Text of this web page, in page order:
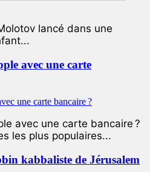
lancé dans une
avec une carte
avec une carte bancaire ?
les plus populaires...
kabbaliste de Jérusalem